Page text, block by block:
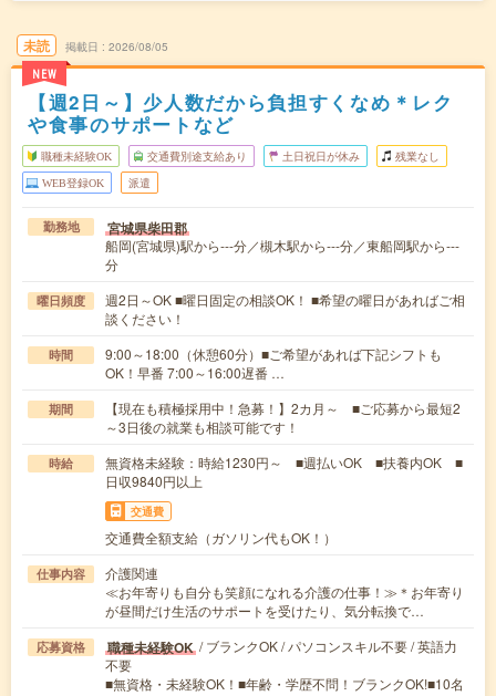
未読
NEW
掲載日 2026/08/05
【週2日～】少人数だから負担すくなめ＊レク
や食事のサポートなど
職種未経験OK 交通費別途支給あり 土日祝日が休み 残業なし
WEB登録OK 派遣
勤務地 宮城県柴田郡
船岡(宮城県)駅から---分／槻木駅から---分／東船岡駅から---
分
曜日頻度
週2日～OK ■曜日固定の相談OK！ ■希望の曜日があればご相
談ください！
時間
9:00～18:00（休憩60分）■ご希望があれば下記シフトも
OK！早番 7:00～16:00遅番 …
期間
【現在も積極採用中！急募！】2カ月～ ■ご応募から最短2
～3日後の就業も相談可能です！
時給
無資格未経験：時給1230円～ ■週払いOK ■扶養内OK ■
日収9840円以上
交通費
交通費全額支給（ガソリン代もOK！）
仕事内容
介護関連
≪お年寄りも自分も笑顔になれる介護の仕事！≫＊お年寄り
が昼間だけ生活のサポートを受けたり、気分転換で…
応募資格 職種未経験OK / ブランクOK / パソコンスキル不要 / 英語力
不要
■無資格・未経験OK！■年齢・学歴不問！ブランクOK!■10名